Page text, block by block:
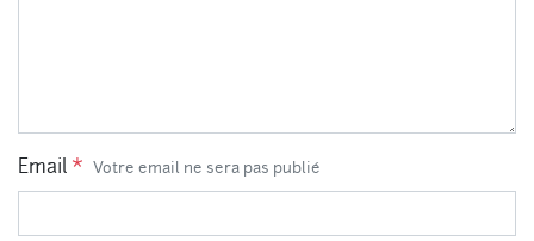
Email * Votre email ne sera pas publié